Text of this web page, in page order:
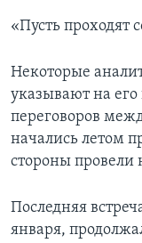
«Пусть проходят
Некоторые
указывают на
переговоров
начались летом
стороны провели
Последняя
января,